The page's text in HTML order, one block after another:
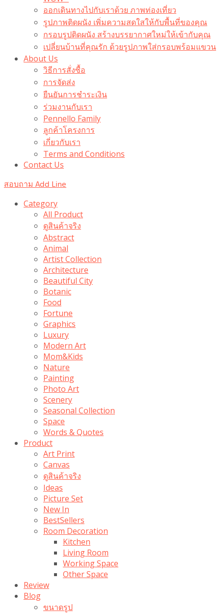
ออกเดินทางไปกับเราด้วย ภาพท่องเที่ยว
รูปภาพติดผนัง เพิ่มความสดใสให้กับพื้นที่ของคุณ
กรอบรูปติดผนัง สร้างบรรยากาศใหม่ให้เข้ากับคุณ
เปลี่ยนบ้านที่คุณรัก ด้วยรูปภาพใส่กรอบพร้อมแขวน​
About Us
วิธีการสั่งซื้อ
การจัดส่ง
ยืนยันการชำระเงิน
ร่วมงานกับเรา
Pennello Family
ลูกค้าโครงการ
เกี่ยวกับเรา
Terms and Conditions
Contact Us
สอบถาม Add Line
Category
All Product
ดูสินค้าจริง
Abstract
Animal
Artist Collection
Architecture
Beautiful City
Botanic
Food
Fortune
Graphics
Luxury
Modern Art
Mom&Kids
Nature
Painting
Photo Art
Scenery
Seasonal Collection
Space
Words & Quotes
Product
Art Print
Canvas
ดูสินค้าจริง
Ideas
Picture Set
New In
BestSellers
Room Decoration
Kitchen
Living Room
Working Space
Other Space
Review
Blog
ขนาดรูป